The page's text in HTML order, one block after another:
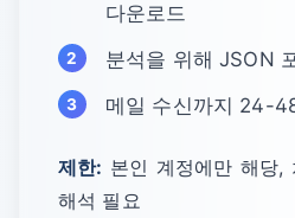
다운로드
분석을 위해 JSON
메일 수신까지 24-
제한: 본인 계정에만 해당,
해석 필요